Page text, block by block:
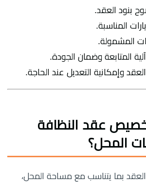
بنود العقد.
المناسبة.
المشمولة.
المتابعة وضمان الجودة.
وإمكانية التعديل عند الحاجة.
عقد النظافة
المحل؟
بما يتناسب مع مساحة المحل،